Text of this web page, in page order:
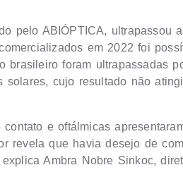
pelo ABIÓPTICA, ultrapassou
em 2022 foi
brasileiro foram ultrapassadas
solares, cujo resultado não
e oftálmicas
revela que havia desejo de
Ambra Nobre Sinkoc,